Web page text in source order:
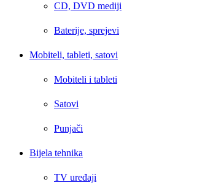
CD, DVD mediji
Baterije, sprejevi
Mobiteli, tableti, satovi
Mobiteli i tableti
Satovi
Punjači
Bijela tehnika
TV uređaji